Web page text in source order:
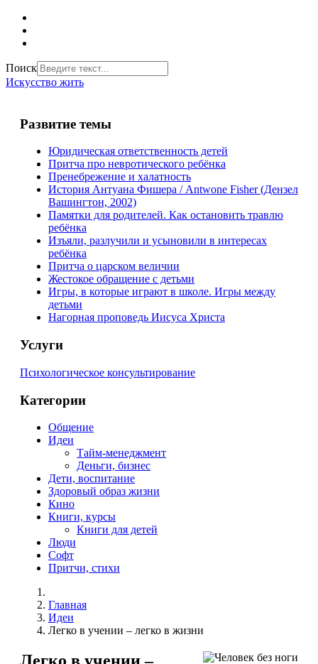
Поиск
Искусство жить
Развитие темы
Юридическая ответственность детей
Притча про невротического ребёнка
Пренебрежение и халатность
История Антуана Фишера / Antwone Fisher (Дензел
Вашингтон, 2002)
Памятки для родителей. Как остановить травлю
ребёнка
Изъяли, разлучили и усыновили в интересах
ребёнка
Притча о царском величии
Жестокое обращение с детьми
Игры, в которые играют в школе. Игры между
детьми
Нагорная проповедь Иисуса Христа
Услуги
Психологическое консультирование
Категории
Общение
Идеи
Тайм-менеджмент
Деньги, бизнес
Дети, воспитание
Здоровый образ жизни
Кино
Книги, курсы
Книги для детей
Люди
Софт
Притчи, стихи
Главная
Идеи
Легко в учении – легко в жизни